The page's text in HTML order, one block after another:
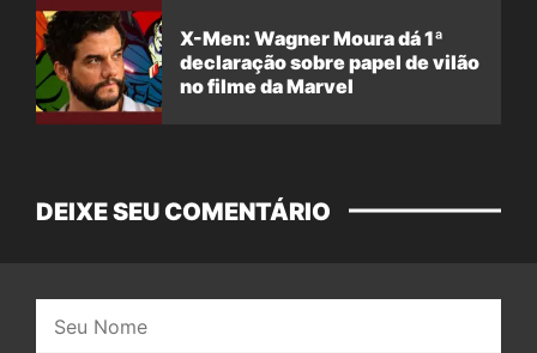
X-Men: Wagner Moura dá 1ª
declaração sobre papel de vilão
no filme da Marvel
DEIXE SEU COMENTÁRIO